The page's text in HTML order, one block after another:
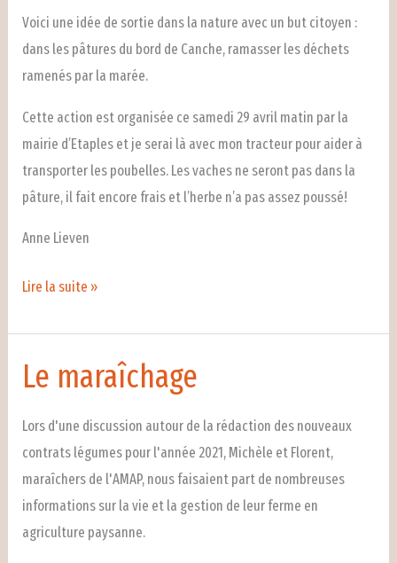
Voici une idée de sortie dans la nature avec un but citoyen :
dans les pâtures du bord de Canche, ramasser les déchets
ramenés par la marée.
Cette action est organisée ce samedi 29 avril matin par la
mairie d’Etaples et je serai là avec mon tracteur pour aider à
transporter les poubelles. Les vaches ne seront pas dans la
pâture, il fait encore frais et l’herbe n’a pas assez poussé!
Anne Lieven
29
matin
ramassage
de
déchets
long
de
Lire la suite »
Le maraîchage
Lors d'une discussion autour de la rédaction des nouveaux
contrats légumes pour l'année 2021, Michèle et Florent,
maraîchers de l'AMAP, nous faisaient part de nombreuses
informations sur la vie et la gestion de leur ferme en
agriculture paysanne.